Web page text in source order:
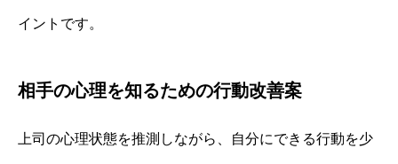
イントです。
相手の心理を知るための行動改善案
上司の心理状態を推測しながら、自分にできる行動を少